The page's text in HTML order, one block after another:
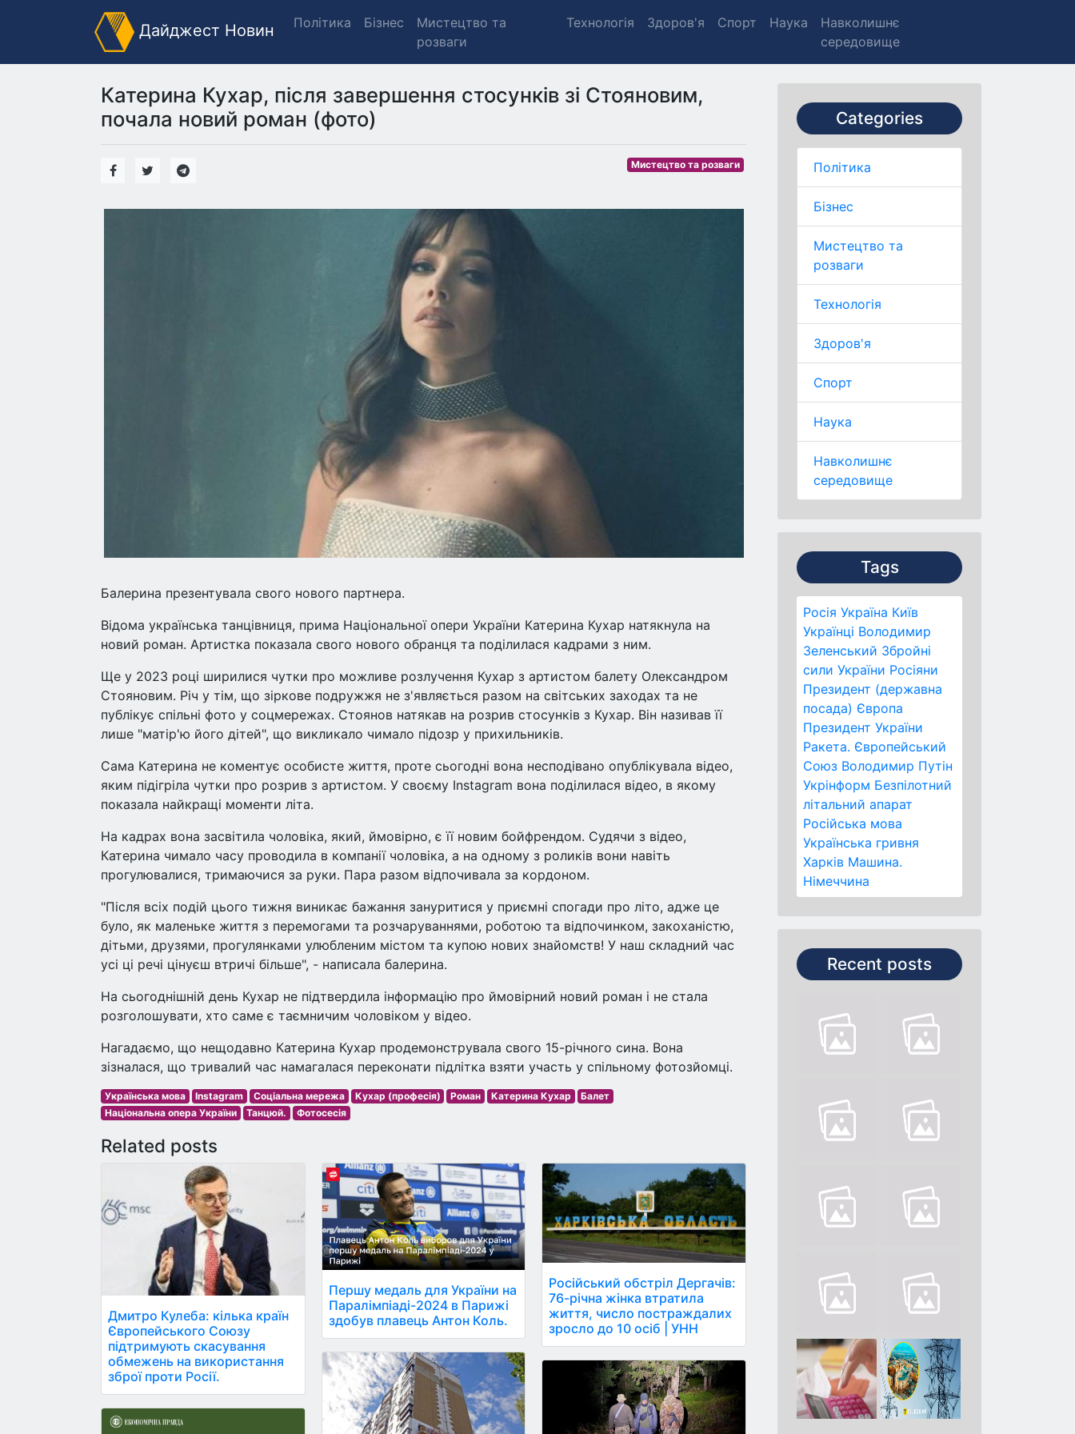
Дайджест Новин Політика Бізнес
Мистецтво та
розваги
Технологія Здоров'я Спорт Наука
Навколишнє
середовище
Categories
Політика
Бізнес
Мистецтво та
розваги
Технологія
Здоров'я
Спорт
Наука
Навколишнє
середовище
Tags
Росія Україна Київ
Українці Володимир
Зеленський Збройні
сили України Росіяни
Президент (державна
посада) Європа
Президент України
Ракета. Європейський
Союз Володимир Путін
Укрінформ Безпілотний
літальний апарат
Російська мова
Українська гривня
Харків Машина.
Німеччина
Recent posts
Катерина Кухар, після завершення стосунків зі Стояновим,
почала новий роман (фото)
Мистецтво та розваги
Балерина презентувала свого нового партнера.
Відома українська танцівниця, прима Національної опери України Катерина Кухар натякнула на
новий роман. Артистка показала свого нового обранця та поділилася кадрами з ним.
Ще у 2023 році ширилися чутки про можливе розлучення Кухар з артистом балету Олександром
Стояновим. Річ у тім, що зіркове подружжя не з'являється разом на світських заходах та не
публікує спільні фото у соцмережах. Стоянов натякав на розрив стосунків з Кухар. Він називав її
лише "матір'ю його дітей", що викликало чимало підозр у прихильників.
Сама Катерина не коментує особисте життя, проте сьогодні вона несподівано опублікувала відео,
яким підігріла чутки про розрив з артистом. У своєму Instagram вона поділилася відео, в якому
показала найкращі моменти літа.
На кадрах вона засвітила чоловіка, який, ймовірно, є її новим бойфрендом. Судячи з відео,
Катерина чимало часу проводила в компанії чоловіка, а на одному з роликів вони навіть
прогулювалися, тримаючися за руки. Пара разом відпочивала за кордоном.
"Після всіх подій цього тижня виникає бажання зануритися у приємні спогади про літо, адже це
було, як маленьке життя з перемогами та розчаруваннями, роботою та відпочинком, закоханістю,
дітьми, друзями, прогулянками улюбленим містом та купою нових знайомств! У наш складний час
усі ці речі цінуєш втричі більше", - написала балерина.
На сьогоднішній день Кухар не підтвердила інформацію про ймовірний новий роман і не стала
розголошувати, хто саме є таємничим чоловіком у відео.
Нагадаємо, що нещодавно Катерина Кухар продемонструвала свого 15-річного сина. Вона
зізналася, що тривалий час намагалася переконати підлітка взяти участь у спільному фотозйомці.
Українська мова Instagram Соціальна мережа Кухар (професія) Роман Катерина Кухар
Балет
Національна опера України
Танцюй. Фотосесія
Related posts
Дмитро Кулеба: кілька країн
Європейського Союзу
підтримують скасування
обмежень на використання
зброї проти Росії.
Першу медаль для України на
Паралімпіаді-2024 в Парижі
здобув плавець Антон Коль.
Російський обстріл Дергачів:
76-річна жінка втратила
життя, число постраждалих
зросло до 10 осіб | УНН